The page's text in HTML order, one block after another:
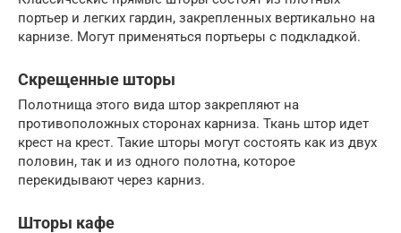
портьер и легких гардин, закрепленных вертикально на
карнизе. Могут применяться портьеры с подкладкой.
Скрещенные шторы
Полотнища этого вида штор закрепляют на
противоположных сторонах карниза. Ткань штор идет
крест на крест. Такие шторы могут состоять как из двух
половин, так и из одного полотна, которое
перекидывают через карниз.
Шторы кафе